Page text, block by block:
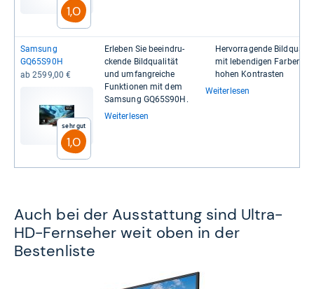
1,0
Sam­sung
GQ65S90H
ab 2599,00 €
Sehr gut
1,0
Erle­ben Sie beein­dru­
ckende Bild­qua­li­tät
und umfang­rei­che
Funk­tio­nen mit dem
Sam­sung GQ65S90H.
Weiterlesen
Her­vor­ra­gende
mit leben­di­gen Far­ben
hohen Kon­tras­ten
Weiterlesen
Auch bei der Ausstattung sind Ultra-
HD-Fernseher weit oben in der
Bestenliste